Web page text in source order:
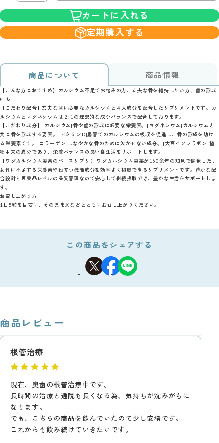
カートに入れる
定期購入する
商品について 商品情報
【こんな方におすすめ】カルシウム不足でお悩みの方、丈夫な骨を維持したい方、歯の形成
にも
【こだわり配合】丈夫な骨に必要なカルシウムと４大成分を配合したサプリメントです。カ
ルシウムとマグネシウムは２:1の理想的な成分バランスで配合しております。
【こだわり成分】[カルシウム]骨や歯の形成に必要な栄養素。[マグネシウム]カルシウムと
共に骨を形成する要素。[ビタミンD]腸管でのカルシウムの吸収を促進し、骨の形成を助け
る栄養素です。[コラーゲン]しなやかな骨のために欠かせない成分。[大豆イソフラボン]植
物由来の成分であり、栄養バランスの良い食生活をサポートします。
【ワダカルシウム製薬のベースサプリ 】ワダカルシウム製薬が160余年の知見で開発した、
女性に不足する栄養素や役立つ機能成分を効率よく摂取できるサプリメントです。確かな配
合設計と医薬品レベルの品質管理なので安心して継続摂取でき、豊かな生活をサポートしま
す。
お召し上がり方
1日5粒を目安に、そのまま水などとともにお召し上がりください。
この商品をシェアする
商品レビュー
根管治療
現在、奥歯の根管治療中です。
長時間の治療と通院も長くなる為、気持ちが沈みがちに
なります。
でも、こちらの商品を飲んでいたので少し安堵です。
これからも飲み続けていきたいです。